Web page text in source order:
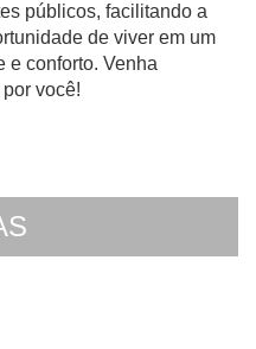
públicos, facilitando a
de viver em um
e conforto. Venha
você!